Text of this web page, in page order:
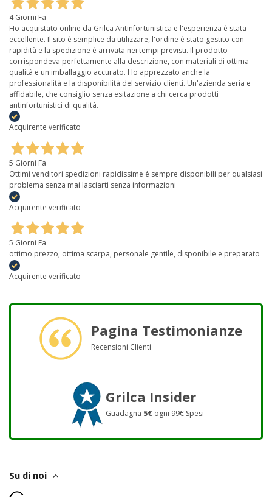
4 Giorni Fa
Ho acquistato online da Grilca Antinfortunistica e l'esperienza è stata
eccellente. Il sito è semplice da utilizzare, l'ordine è stato gestito con
rapidità e la spedizione è arrivata nei tempi previsti. Il prodotto
corrispondeva perfettamente alla descrizione, con materiali di ottima
qualità e un imballaggio accurato. Ho apprezzato anche la
professionalità e la disponibilità del servizio clienti. Un'azienda seria e
affidabile, che consiglio senza esitazione a chi cerca prodotti
antinfortunistici di qualità.
Acquirente verificato
5 Giorni Fa
Ottimi venditori spedizioni rapidissime è sempre disponibili per qualsiasi
problema senza mai lasciarti senza informazioni
Acquirente verificato
5 Giorni Fa
ottimo prezzo, ottima scarpa, personale gentile, disponibile e preparato
Acquirente verificato
Pagina Testimonianze
Recensioni Clienti
Grilca Insider
Guadagna 5€ ogni 99€ Spesi
Su di noi